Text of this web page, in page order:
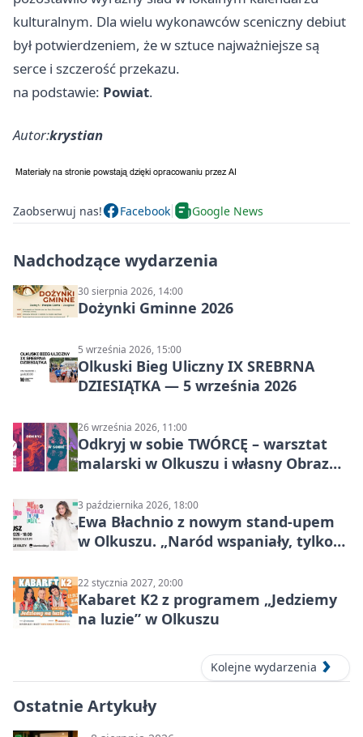
kulturalnym. Dla wielu wykonawców sceniczny debiut
był potwierdzeniem, że w sztuce najważniejsze są
serce i szczerość przekazu.
na podstawie: Powiat.
Autor:krystian
Zaobserwuj nas! Facebook Google News
Nadchodzące wydarzenia
30 sierpnia 2026, 14:00
Dożynki Gminne 2026
5 września 2026, 15:00
Olkuski Bieg Uliczny IX SREBRNA
DZIESIĄTKA — 5 września 2026
26 września 2026, 11:00
Odkryj w sobie TWÓRCĘ – warsztat
malarski w Olkuszu i własny Obraz
3 października 2026, 18:00
Ewa Błachnio z nowym stand-upem
w Olkuszu. „Naród wspaniały, tylko
22 stycznia 2027, 20:00
Kabaret K2 z programem „Jedziemy
na luzie” w Olkuszu
Kolejne wydarzenia
Ostatnie Artykuły